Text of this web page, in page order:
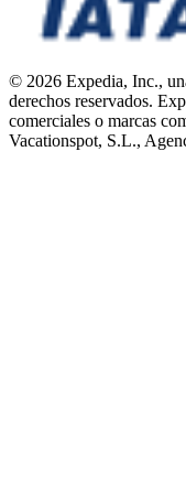
© 2026 Expedia, Inc.,
derechos reservados.
comerciales o marcas
Vacationspot, S.L.,